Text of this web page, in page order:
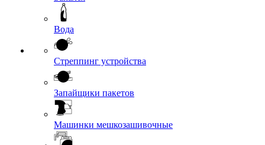
Вода
Стреппинг устройства
Запайщики пакетов
Машинки мешкозашивочные